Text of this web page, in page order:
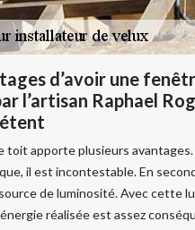
d’avoir une
l’artisan Raphael
toit apporte plusieurs avantages.
il est incontestable. En
de luminosité. Avec cette
réalisée est assez